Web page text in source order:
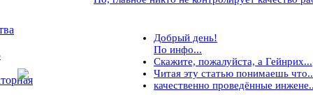
Добрый день!
По инфо...
Скажите, пожалуйста, а Гейнрих...
Читая эту статью понимаешь
качественно проведённые